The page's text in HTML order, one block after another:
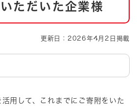
ただいた企業様
更新日：2026年4月2日掲載
活用して、これまでにご寄附をいた